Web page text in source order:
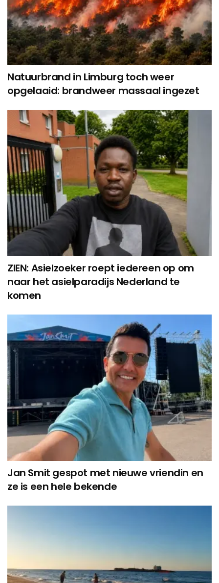
Natuurbrand in Limburg toch weer
opgelaaid: brandweer massaal ingezet
ZIEN: Asielzoeker roept iedereen op om
naar het asielparadijs Nederland te
komen
Jan Smit gespot met nieuwe vriendin en
ze is een hele bekende